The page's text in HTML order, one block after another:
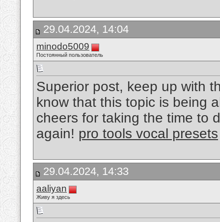
29.04.2024, 14:04
minodo5009
Постоянный пользователь
Superior post, keep up with
know that this topic is being
cheers for taking the time to
again! pro tools vocal presets
29.04.2024, 14:33
aaliyan
Живу я здесь